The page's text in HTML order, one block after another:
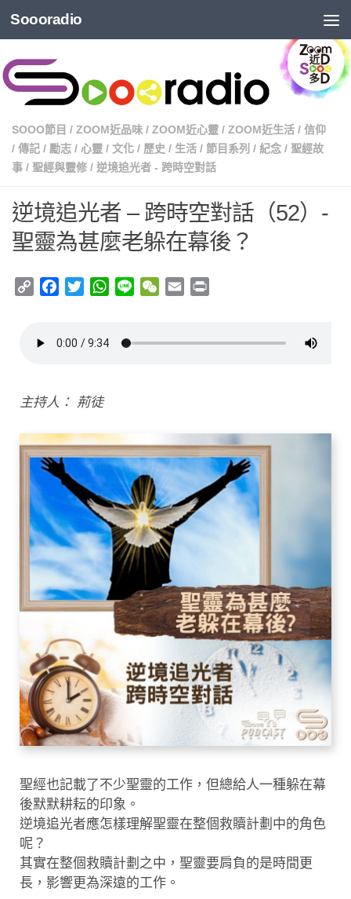
Soooradio
SOOO節目 / ZOOM近品味 / ZOOM近心靈 / ZOOM近生活 / 信仰
/ 傳記 / 勵志 / 心靈 / 文化 / 歷史 / 生活 / 節目系列 / 紀念 / 聖經故
事 / 聖經與靈修 / 逆境追光者 - 跨時空對話
逆境追光者 – 跨時空對話（52）-
聖靈為甚麼老躲在幕後？
Copy
Facebook
TwitterWhatsApp
Line WeChat
Email
主持人： 荊徒
聖經也記載了不少聖靈的工作，但總給人一種躲在幕
後默默耕耘的印象。
逆境追光者應怎樣理解聖靈在整個救贖計劃中的角色
呢？
其實在整個救贖計劃之中，聖靈要肩負的是時間更
長，影響更為深遠的工作。